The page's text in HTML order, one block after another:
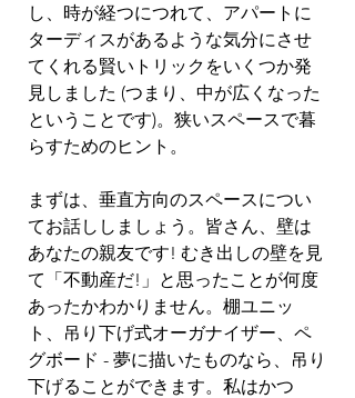
し、時が経つにつれて、アパートに
ターディスがあるような気分にさせ
てくれる賢いトリックをいくつか発
見しました (つまり、中が広くなった
ということです)。狭いスペースで暮
らすためのヒント。
まずは、垂直方向のスペースについ
てお話ししましょう。皆さん、壁は
あなたの親友です! むき出しの壁を見
て「不動産だ!」と思ったことが何度
あったかわかりません。棚ユニッ
ト、吊り下げ式オーガナイザー、ペ
グボード - 夢に描いたものなら、吊り
下げることができます。私はかつ